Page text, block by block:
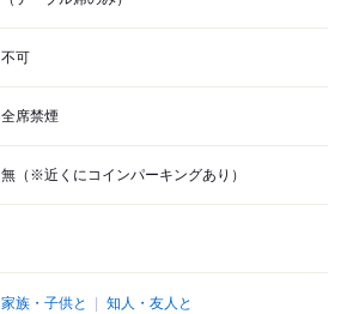
不可
全席禁煙
無（※近くにコインパーキングあり）
家族・子供と 知人・友人と